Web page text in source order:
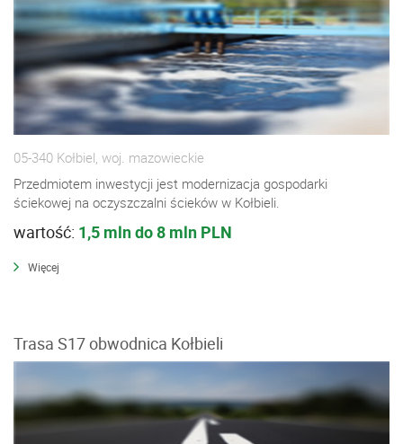
05-340 Kołbiel, woj. mazowieckie
Przedmiotem inwestycji jest modernizacja gospodarki
ściekowej na oczyszczalni ścieków w Kołbieli.
wartość: 1,5 mln do 8 mln PLN
Więcej
Trasa S17 obwodnica Kołbieli